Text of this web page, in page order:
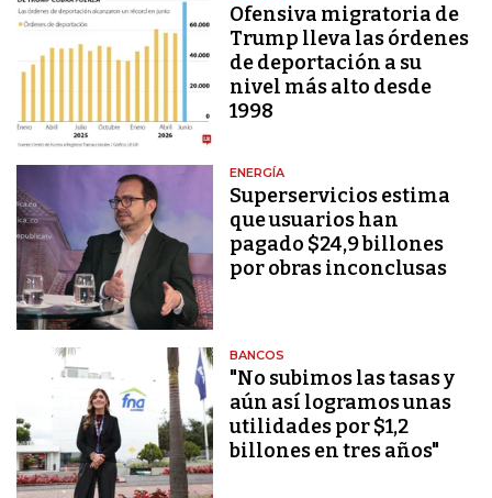
Ofensiva migratoria de
Trump lleva las órdenes
de deportación a su
nivel más alto desde
1998
ENERGÍA
Superservicios estima
que usuarios han
pagado $24,9 billones
por obras inconclusas
BANCOS
"No subimos las tasas y
aún así logramos unas
utilidades por $1,2
billones en tres años"